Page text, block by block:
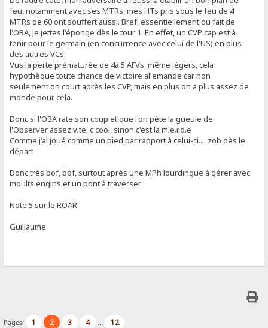
feu, notamment avec ses MTRs, mes HTs pris sous le feu de 4
MTRs de 60 ont souffert aussi. Bref, essentiellement du fait de
l'OBA, je jettes l'éponge dès le tour 1. En effet, un CVP cap est à
tenir pour le germain (en concurrence avec celui de l'US) en plus
des autres VCs.
Vus la perte prématurée de 4à 5 AFVs, même légers, cela
hypothèque toute chance de victoire allemande car non
seulement on court après les CVP, mais en plus on a plus assez de
monde pour cela.
Donc si l'OBA rate son coup et que l'on pète la gueule de
l'Observer assez vite, c cool, sinon c'est la m.e.r.d.e
Comme j'ai joué comme un pied par rapport à celui-ci.... zob dès le
départ
Donc très bof, bof, surtout après une MPh lourdingue à gérer avec
moults engins et un pont à traverser
Note 5 sur le ROAR
Guillaume
Pages: 1 2 3 4 ... 12